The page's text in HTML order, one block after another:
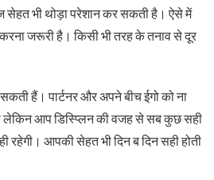
भी थोड़ा परेशान कर सकती है। ऐसे में
जरूरी है। किसी भी तरह के तनाव से दूर
हैं। पार्टनर और अपने बीच ईगो को ना
आप डिस्प्लिन की वजह से सब कुछ सही
आपकी सेहत भी दिन ब दिन सही होती